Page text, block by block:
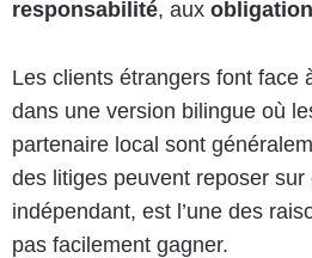
responsabilité, aux
Les clients étrangers font face
dans une version bilingue où
partenaire local sont
des litiges peuvent reposer sur
indépendant, est l’une des
pas facilement gagner.